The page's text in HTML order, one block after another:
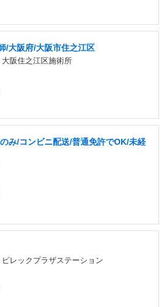
/大阪府/大阪市住之江区
阪住之江区施術所
み/コンビニ配送/普通免許でOK/未経
レックプラザステーション